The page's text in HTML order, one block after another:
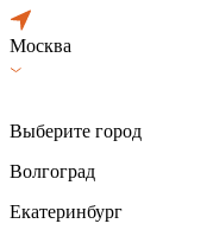
Москва
Выберите город
Волгоград
Екатеринбург